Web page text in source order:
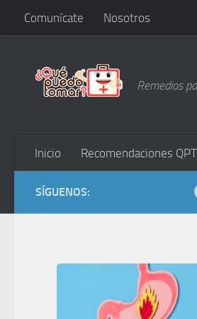
Saltar al contenido
Comunícate Nosotros
Remedios
Inicio Recomendaciones QPT
SÍGUENOS: